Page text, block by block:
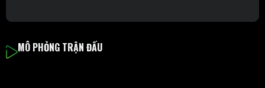
MÔ PHỎNG TRẬN ĐẤU